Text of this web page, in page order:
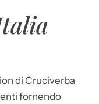
di Cruciverba
fornendo